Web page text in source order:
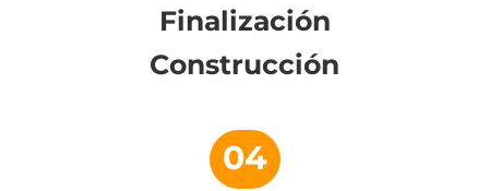
Finalización
Construcción
04